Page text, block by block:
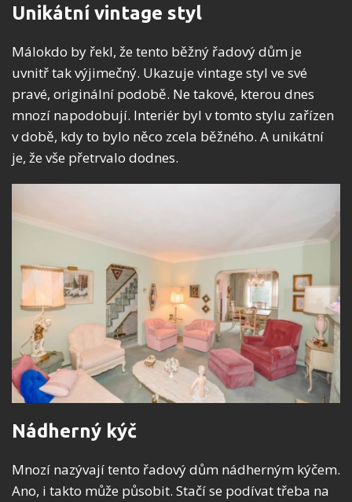
Unikátní vintage styl
Málokdo by řekl, že tento běžný řadový dům je
uvnitř tak výjimečný. Ukazuje vintage styl ve své
pravé, originální podobě. Ne takové, kterou dnes
mnozí napodobují. Interiér byl v tomto stylu zařízen
v době, kdy to bylo něco zcela běžného. A unikátní
je, že vše přetrvalo dodnes.
Nádherný kýč
Mnozí nazývají tento řadový dům nádherným kýčem.
Ano, i takto může působit. Stačí se podívat třeba na